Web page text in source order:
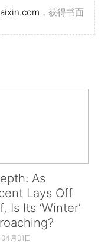
，获得书面
As
Lays Off
Is Its ‘Winter’
月01日